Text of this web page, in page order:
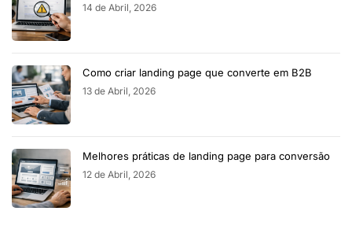
14 de Abril, 2026
Como criar landing page que converte em B2B
13 de Abril, 2026
Melhores práticas de landing page para conversão
12 de Abril, 2026